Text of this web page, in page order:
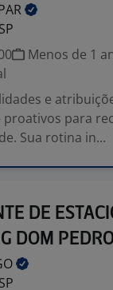
Menos de 1
e
proativos para
Sua rotina in...
DE
DOM